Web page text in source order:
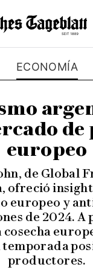
ECONOMÍA
de
europeo
de Global
ofreció
europeo y
de 2024. A
cosecha
productores.